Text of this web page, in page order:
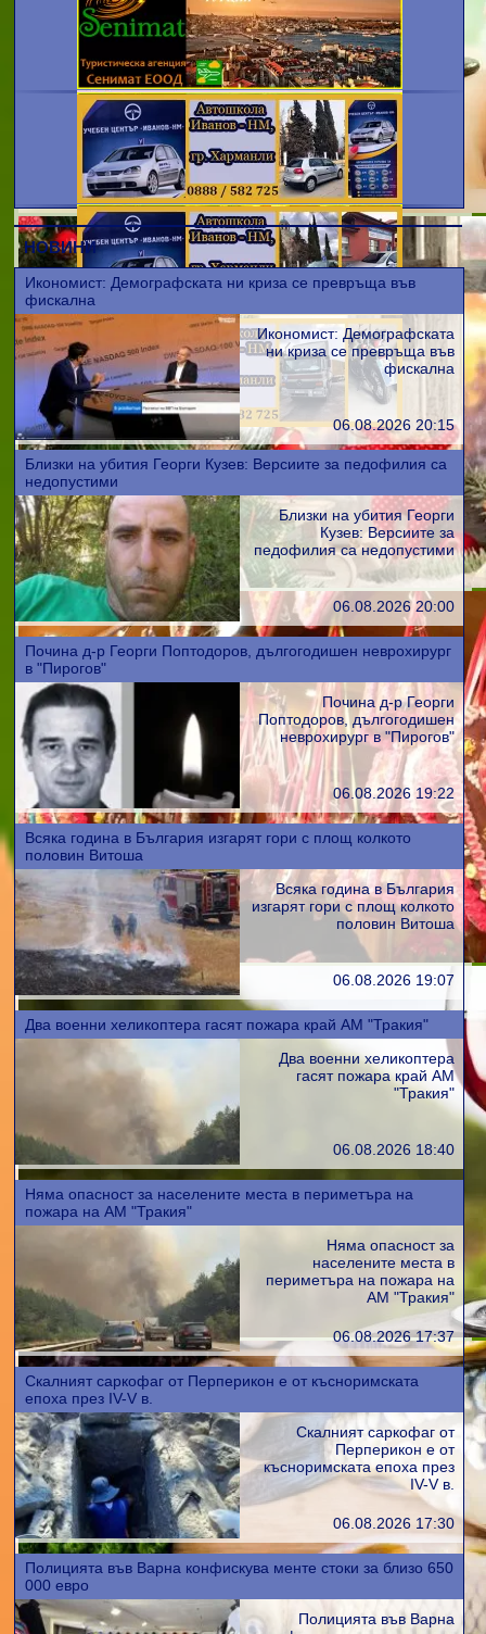
НОВИНИ
Икономист: Демографската ни криза се превръща във
фискална
Икономист: Демографската
ни криза се превръща във
фискална
06.08.2026 20:15
Близки на убития Георги Кузев: Версиите за педофилия са
недопустими
Близки на убития Георги
Кузев: Версиите за
педофилия са недопустими
06.08.2026 20:00
Почина д-р Георги Поптодоров, дългогодишен неврохирург
в "Пирогов"
Почина д-р Георги
Поптодоров, дългогодишен
неврохирург в "Пирогов"
06.08.2026 19:22
Всяка година в България изгарят гори с площ колкото
половин Витоша
Всяка година в България
изгарят гори с площ колкото
половин Витоша
06.08.2026 19:07
Два военни хеликоптера гасят пожара край АМ "Тракия"
Два военни хеликоптера
гасят пожара край АМ
"Тракия"
06.08.2026 18:40
Няма опасност за населените места в периметъра на
пожара на АМ "Тракия"
Няма опасност за
населените места в
периметъра на пожара на
АМ "Тракия"
06.08.2026 17:37
Скалният саркофаг от Перперикон е от късноримската
епоха през IV-V в.
Скалният саркофаг от
Перперикон е от
късноримската епоха през
IV-V в.
06.08.2026 17:30
Полицията във Варна конфискува менте стоки за близо 650
000 евро
Полицията във Варна